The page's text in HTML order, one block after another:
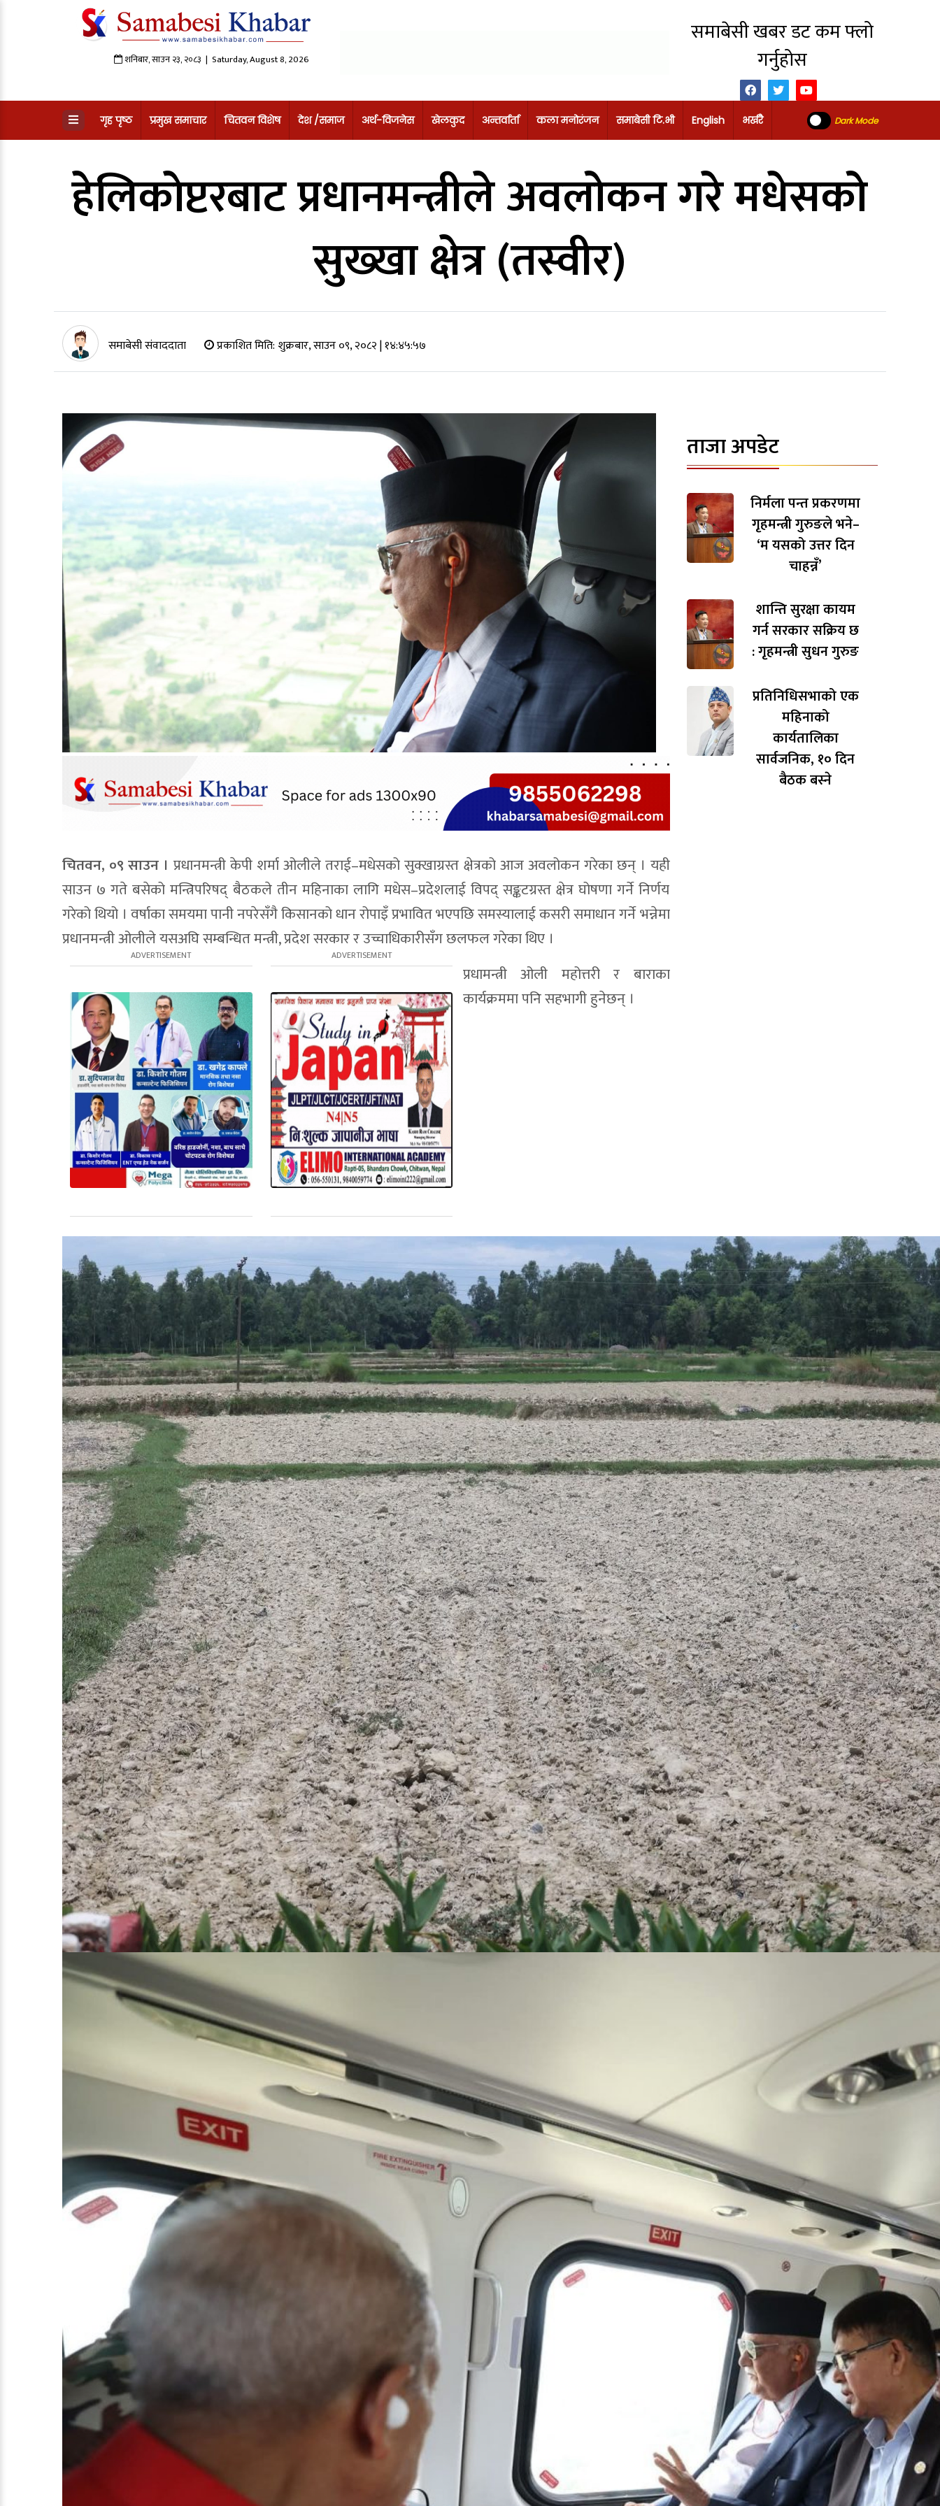
शनिबार,साउन२३,२०८३ | Saturday, August 8, 2026
समाबेसी खबर डट कम फ्लो
गर्नुहोस
गृह पृष्ठ प्रमुख समाचार चितवन विशेष देश /समाज अर्थ-विजनेस खेलकुद अन्तर्वार्ता कला मनोरंजन समाबेसी टि.भी English भर्खरै Dark Mode
हेलिकाेप्टरबाट प्रधानमन्त्रीले अवलोकन गरे मधेसको
सुख्खा क्षेत्र (तस्वीर)
समाबेसी संवाददाता प्रकाशित मिति: शुक्रबार, साउन ०९, २०८२| १४:४५:५७
चितवन, ०९ साउन । प्रधानमन्त्री केपी शर्मा ओलीले तराई–मधेसको सुक्खाग्रस्त क्षेत्रको आज अवलोकन गरेका छन् । यही
साउन ७ गते बसेको मन्त्रिपरिषद् बैठकले तीन महिनाका लागि मधेस–प्रदेशलाई विपद् सङ्कटग्रस्त क्षेत्र घोषणा गर्ने निर्णय
गरेको थियो । वर्षाका समयमा पानी नपरेसँगै किसानको धान रोपाइँ प्रभावित भएपछि समस्यालाई कसरी समाधान गर्ने भन्नेमा
प्रधानमन्त्री ओलीले यसअघि सम्बन्धित मन्त्री, प्रदेश सरकार र उच्चाधिकारीसँग छलफल गरेका थिए ।
प्रधामन्त्री ओली महोत्तरी र बाराका
कार्यक्रममा पनि सहभागी हुनेछन् ।
ताजा अपडेट
निर्मला पन्त प्रकरणमा
गृहमन्त्री गुरुङले भने–
‘म यसको उत्तर दिन
चाहन्नँ’
शान्ति सुरक्षा कायम
गर्न सरकार सक्रिय छ
: गृहमन्त्री सुधन गुरुङ
प्रतिनिधिसभाको एक
महिनाको
कार्यतालिका
सार्वजनिक, १० दिन
बैठक बस्ने